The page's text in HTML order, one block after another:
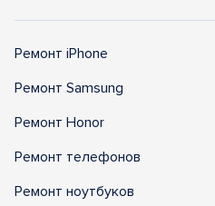
Ремонт iPhone
Ремонт Samsung
Ремонт Honor
Ремонт телефонов
Ремонт ноутбуков